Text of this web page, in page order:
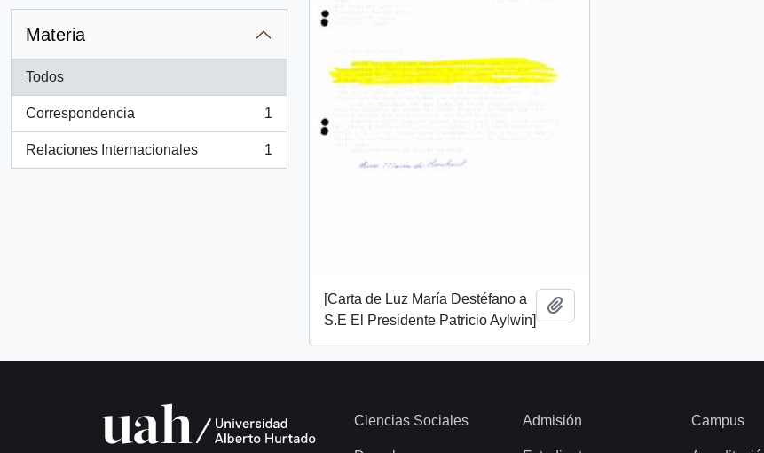
Materia
Todos
Correspondencia
, 1 resultados
1
Relaciones Internacionales
, 1 resultados
1
[Carta de Luz María Destéfano a
S.E El Presidente Patricio Aylwin]
Ciencias Sociales Admisión Campus